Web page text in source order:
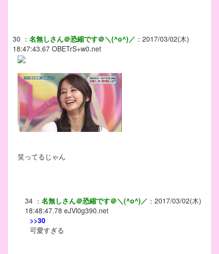
30 ： 名無しさん＠恐縮です＠＼(^o^)／ ： 2017/03/02(木)
18:47:43.67 OBETrS+w0.net
笑ってるじゃん
34 ： 名無しさん＠恐縮です＠＼(^o^)／ ： 2017/03/02(木)
18:48:47.78 eJVl0g390.net
>>30
可愛すぎる